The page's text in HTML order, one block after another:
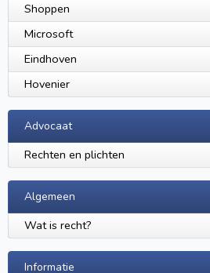
Shoppen
Microsoft
Eindhoven
Hovenier
Advocaat
Rechten en plichten
Algemeen
Wat is recht?
Informatie